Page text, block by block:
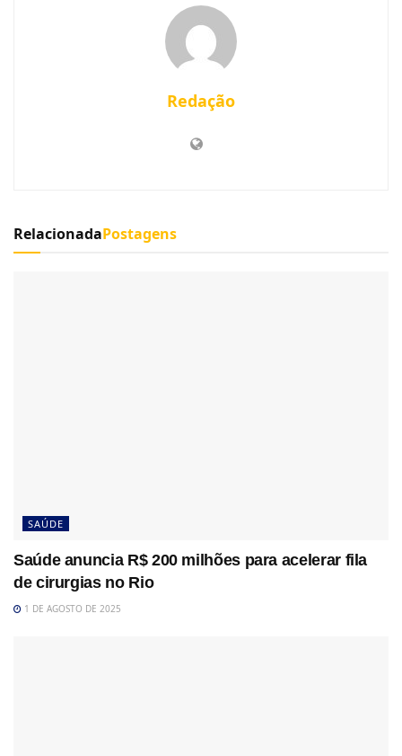
Redação
RelacionadaPostagens
SAÚDE
Saúde anuncia R$ 200 milhões para acelerar fila
de cirurgias no Rio
1 DE AGOSTO DE 2025